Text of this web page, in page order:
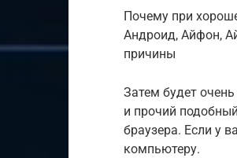
Почему при
Андроид, Айфон,
причины
Затем будет
и прочий
браузера. Если у
компьютеру.